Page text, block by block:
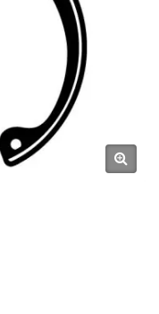
Pin) Mula
LONG